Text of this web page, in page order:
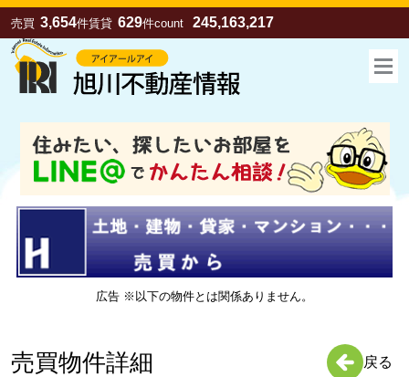
売買 3,654件賃貸 629件count 245,163,217
広告 ※以下の物件とは関係ありません。
売買物件詳細 戻る